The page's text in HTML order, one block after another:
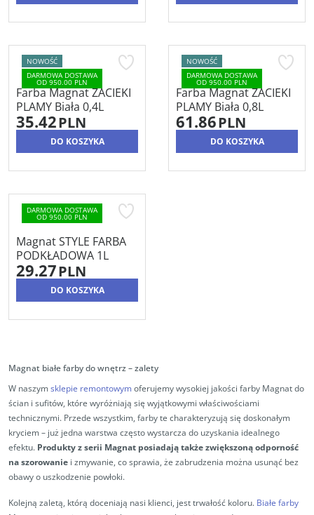
NOWOŚĆ
DARMOWA DOSTAWA
OD 950.00 PLN
Farba Magnat ZACIEKI
PLAMY Biała 0,4L
35.42PLN
DO KOSZYKA
NOWOŚĆ
DARMOWA DOSTAWA
OD 950.00 PLN
Farba Magnat ZACIEKI
PLAMY Biała 0,8L
61.86PLN
DO KOSZYKA
DARMOWA DOSTAWA
OD 950.00 PLN
Magnat STYLE FARBA
PODKŁADOWA 1L
29.27PLN
DO KOSZYKA
Magnat białe farby do wnętrz – zalety
W naszymsklepie remontowymoferujemy wysokiej jakości farby Magnat do
ścian i sufitów, które wyróżniają się wyjątkowymi właściwościami
technicznymi. Przede wszystkim, farby te charakteryzują się doskonałym
kryciem – już jedna warstwa często wystarcza do uzyskania idealnego
efektu. Produkty z serii Magnat posiadają także zwiększoną odporność
na szorowanie i zmywanie, co sprawia, że zabrudzenia można usunąć bez
obawy o uszkodzenie powłoki.
Kolejną zaletą, którą doceniają nasi klienci, jest trwałość koloru. Białe farby